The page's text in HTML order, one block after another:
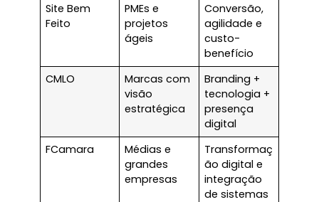
Site Bem
Feito
PMEs e
projetos
ágeis
Conversão,
agilidade e
custo-
benefício
CMLO
Marcas com
visão
estratégica
Branding +
tecnologia +
presença
digital
FCamara
Médias e
grandes
empresas
Transformaç
ão digital e
integração
de sistemas